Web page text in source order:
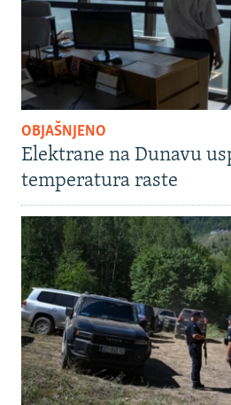
OBJAŠNJENO
Elektrane na Dunavu
temperatura raste